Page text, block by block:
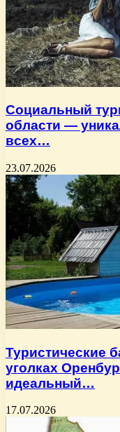
Социальный
области —
всех…
23.07.2026
Туристические
уголках
идеальный…
17.07.2026